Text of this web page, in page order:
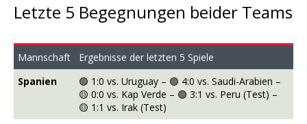
Letzte 5 Begegnungen beider Teams
Mannschaft
Ergebnisse der letzten 5 Spiele
Spanien
🟢 1:0 vs. Uruguay – 🟢 4:0 vs. Saudi-Arabien –
🟡 0:0 vs. Kap Verde – 🟢 3:1 vs. Peru (Test) –
🟡 1:1 vs. Irak (Test)